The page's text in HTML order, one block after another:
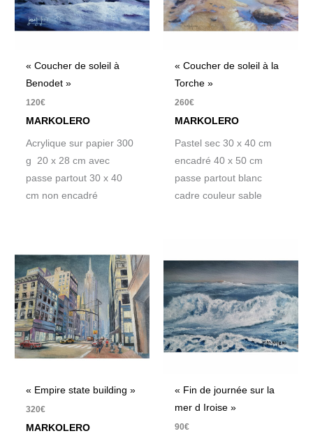
« Coucher de soleil à
Benodet »
120€
MARKOLERO
Acrylique sur papier 300
g 20 x 28 cm avec
passe partout 30 x 40
cm non encadré
« Coucher de soleil à la
Torche »
260€
MARKOLERO
Pastel sec 30 x 40 cm
encadré 40 x 50 cm
passe partout blanc
cadre couleur sable
« Empire state building »
320€
MARKOLERO
« Fin de journée sur la
mer d Iroise »
90€